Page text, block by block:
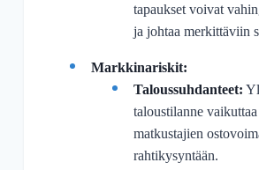
tapaukset voivat
ja johtaa merkittäviin
Markkinariskit:
Taloussuhdanteet:
taloustilanne vaikuttaa
matkustajien
rahtikysyntään.